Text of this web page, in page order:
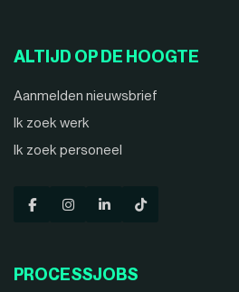
ALTIJD OP DE HOOGTE
Aanmelden nieuwsbrief
Ik zoek werk
Ik zoek personeel
PROCESSJOBS